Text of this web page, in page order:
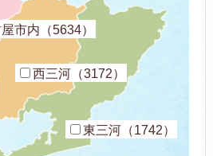
市内（5634）
西三河（3172）
東三河（1742）